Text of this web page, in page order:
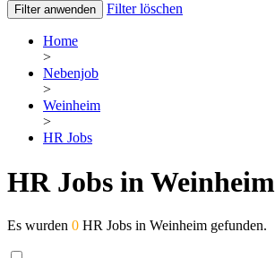
Filter anwenden Filter löschen
Home
>
Nebenjob
>
Weinheim
>
HR Jobs
HR Jobs in Weinheim
Es wurden 0 HR Jobs in Weinheim gefunden.